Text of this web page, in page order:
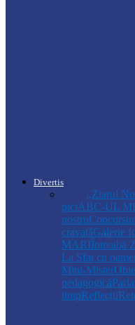
Divertis
,,Ziarul
piciABC-UL
nostru
cravatăGalerie
MARIÎntreabă
La Sfat cu
Mini-Mister
pedagogică
timpReflecții